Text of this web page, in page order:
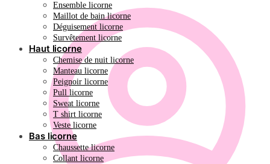
Ensemble licorne
Maillot de bain licorne
Déguisement licorne
Survêtement licorne
Haut licorne
Chemise de nuit licorne
Manteau licorne
Peignoir licorne
Pull licorne
Sweat licorne
T shirt licorne
Veste licorne
Bas licorne
Chaussette licorne
Collant licorne